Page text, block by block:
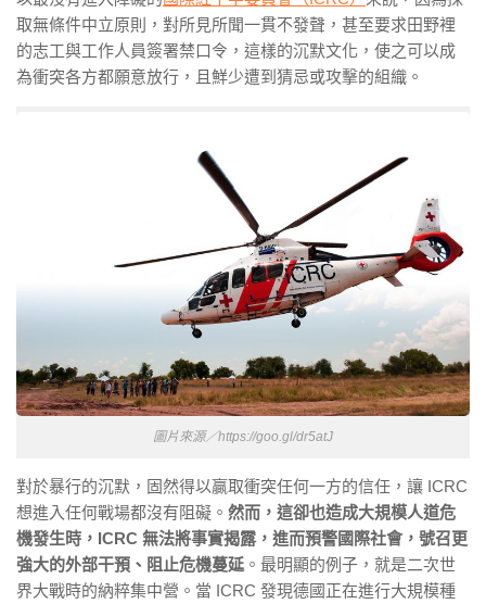
取無條件中立原則，對所見所聞一貫不發聲，甚至要求田野裡
的志工與工作人員簽署禁口令，這樣的沉默文化，使之可以成
為衝突各方都願意放行，且鮮少遭到猜忌或攻擊的組織。
圖片來源／https://goo.gl/dr5atJ
對於暴行的沉默，固然得以贏取衝突任何一方的信任，讓 ICRC
想進入任何戰場都沒有阻礙。 然而，這卻也造成大規模人道危
機發生時，ICRC 無法將事實揭露，進而預警國際社會，號召更
強大的外部干預、阻止危機蔓延 。最明顯的例子，就是二次世
界大戰時的納粹集中營。當 ICRC 發現德國正在進行大規模種